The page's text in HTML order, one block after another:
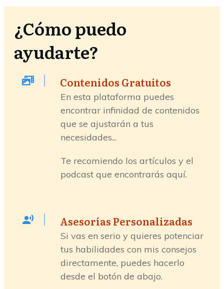
¿Cómo puedo
ayudarte?
Contenidos Gratuitos
En esta plataforma puedes
encontrar infinidad de contenidos
que se ajustarán a tus
necesidades...
Te recomiendo los artículos y el
podcast que encontrarás aquí.
Asesorías Personalizadas
Si vas en serio y quieres potenciar
tus habilidades con mis consejos
directamente, puedes hacerlo
desde el botón de abajo.